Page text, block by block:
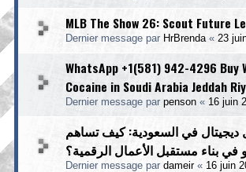
MLB The Show 26: Scout Future
Dernier message par HrBrenda« 23
WhatsApp +1(581) 942-4296 Buy
Cocaine in Soudi Arabia Jeddah
Dernier message par penson « 16 juin
في السعودية: كيف تساهم
بناء مستقبل الأعمال الرقمية؟
Dernier message par dameir« 16 juin